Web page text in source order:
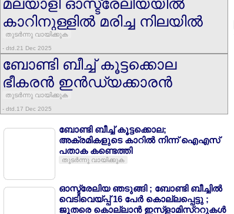
മലയാളി ഓസ്ട്രേലിയയില്‍
കാറിനുള്ളില്‍ മരിച്ച നിലയില്‍
തുടര്‍ന്നു വായിക്കുക
- dtd.21 Dec 2025
ബോണ്ടി ബീച്ച് കൂട്ടക്കൊല
ഭീകരന്‍ ഇന്‍ഡ്യക്കാരന്‍
തുടര്‍ന്നു വായിക്കുക
- dtd.17 Dec 2025
ബോണ്ടി ബീച്ച് കൂട്ടക്കൊല;
അക്രമികളുടെ കാറില്‍ നിന്ന് ഐഎസ്
പതാക കണ്ടെത്തി
തുടര്‍ന്നു വായിക്കുക
ഓസ്ട്രേലിയ ഞടുങ്ങി ; ബോണ്ടി ബീച്ചില്‍
വെടിവെയ്പ്പ് 16 പേര്‍ കൊല്ലപ്പെട്ടു ;
ജൂതരെ കൊല്ലാന്‍ ഇസ്ളാമിസ്ററുകള്‍